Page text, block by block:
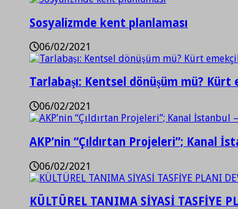
Sosyalizmde kent planlaması
06/02/2021
Tarlabaşı: Kentsel dönüşüm mü?
06/02/2021
AKP’nin “Çıldırtan Projeleri”; Kanal
06/02/2021
KÜLTÜREL TANIMA SİYASİ TASFİYE